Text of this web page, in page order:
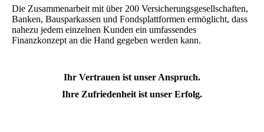
Die Zusammenarbeit mit über 200 Versicherungsgesellschaften,
Banken, Bausparkassen und Fondsplattformen ermöglicht, dass
nahezu jedem einzelnen Kunden ein umfassendes
Finanzkonzept an die Hand gegeben werden kann.
Ihr Vertrauen ist unser Anspruch.
Ihre Zufriedenheit ist unser Erfolg.